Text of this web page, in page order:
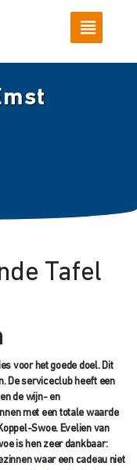
Tafel
voor het goede doel. Dit
De serviceclub heeft een
de wijn- en
met een totale waarde
Swoe. Evelien van
is hen zeer dankbaar:
waar een cadeau niet